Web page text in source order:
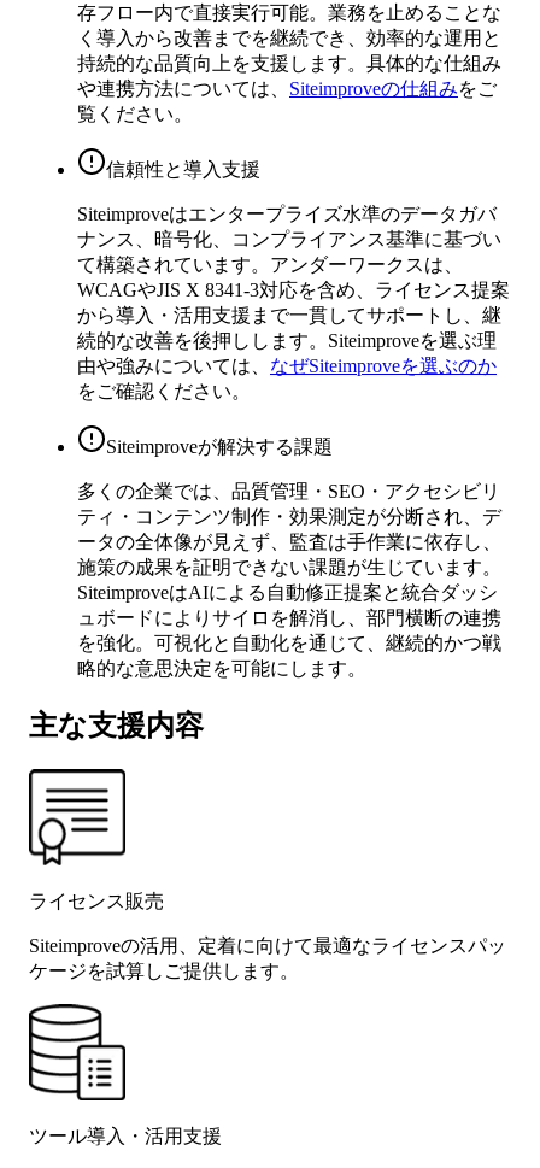
存フロー内で直接実行可能。業務を止めることな
く導入から改善までを継続でき、効率的な運用と
持続的な品質向上を支援します。具体的な仕組み
や連携方法については、 Siteimproveの仕組みをご
覧ください。
信頼性と導入支援
Siteimproveはエンタープライズ水準のデータガバ
ナンス、暗号化、コンプライアンス基準に基づい
て構築されています。アンダーワークスは、
WCAGやJIS X 8341-3対応を含め、ライセンス提案
から導入・活用支援まで一貫してサポートし、継
続的な改善を後押しします。Siteimproveを選ぶ理
由や強みについては、 なぜSiteimproveを選ぶのか
をご確認ください。
Siteimproveが解決する課題
多くの企業では、品質管理・SEO・アクセシビリ
ティ・コンテンツ制作・効果測定が分断され、デ
ータの全体像が見えず、監査は手作業に依存し、
施策の成果を証明できない課題が生じています。
SiteimproveはAIによる自動修正提案と統合ダッシ
ュボードによりサイロを解消し、部門横断の連携
を強化。可視化と自動化を通じて、継続的かつ戦
略的な意思決定を可能にします。
主な支援内容
ライセンス販売
Siteimproveの活用、定着に向けて最適なライセンスパッ
ケージを試算しご提供します。
ツール導入・活用支援